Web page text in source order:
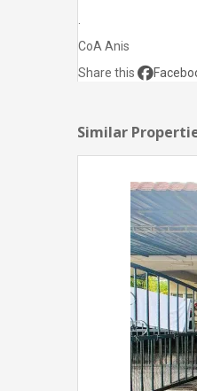
.
CoA Anis
Share this
Similar